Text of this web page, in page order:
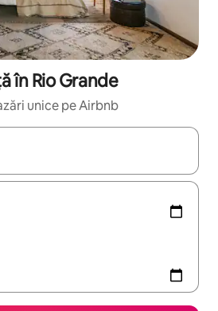
în Rio Grande
unice pe Airbnb
navighează folosind tastele